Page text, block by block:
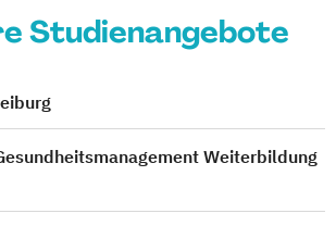
Studienangebote
Weiterbildung